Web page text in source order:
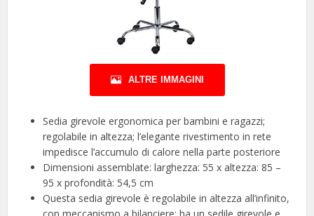
ALTRE IMMAGINI
Sedia girevole ergonomica per bambini e ragazzi;
regolabile in altezza; l’elegante rivestimento in rete
impedisce l’accumulo di calore nella parte posteriore
Dimensioni assemblate: larghezza: 55 x altezza: 85 –
95 x profondità: 54,5 cm
Questa sedia girevole è regolabile in altezza all’infinito,
con meccanismo a bilanciere; ha un sedile girevole e